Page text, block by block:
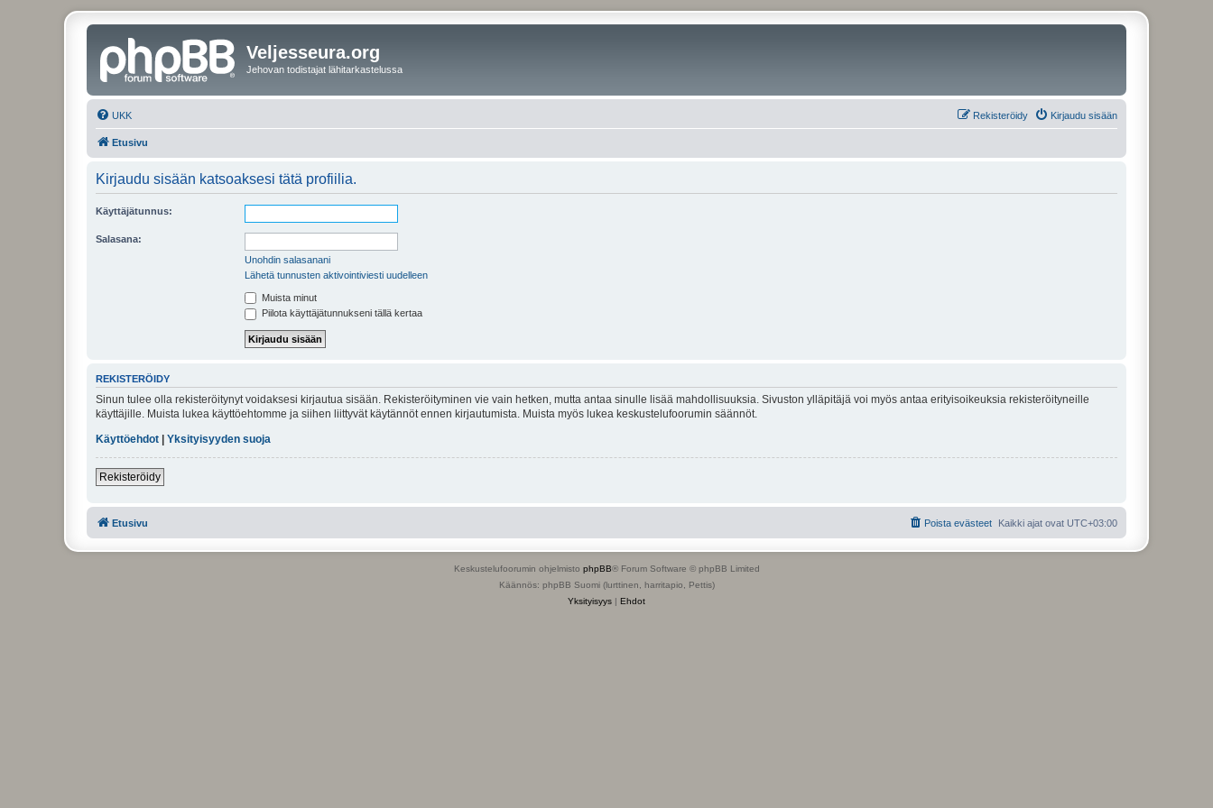
Veljesseura.org
Jehovan todistajat lähitarkastelussa
UKK Kirjaudu sisään
Rekisteröidy
Etusivu
Kirjaudu sisään katsoaksesi tätä profiilia.
Käyttäjätunnus:
Salasana:
Unohdin salasanani
Lähetä tunnusten aktivointiviesti uudelleen
Muista minut
Piilota käyttäjätunnukseni tällä kertaa
REKISTERÖIDY
Sinun tulee olla rekisteröitynyt voidaksesi kirjautua sisään. Rekisteröityminen vie vain hetken, mutta antaa sinulle lisää mahdollisuuksia. Sivuston ylläpitäjä voi myös antaa erityisoikeuksia rekisteröityneille
käyttäjille. Muista lukea käyttöehtomme ja siihen liittyvät käytännöt ennen kirjautumista. Muista myös lukea keskustelufoorumin säännöt.
Käyttöehdot
Yksityisyyden suoja
Rekisteröidy
Etusivu Kaikki ajat ovat UTC+03:00
Poista evästeet
Keskustelufoorumin ohjelmisto phpBB® Forum Software © phpBB Limited
Käännös: phpBB Suomi (lurttinen, harritapio, Pettis)
Yksityisyys | Ehdot